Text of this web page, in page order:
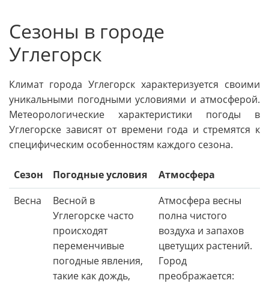
Сезоны в городе
Углегорск
Климат города Углегорск характеризуется своими
уникальными погодными условиями и атмосферой.
Метеорологические характеристики погоды в
Углегорске зависят от времени года и стремятся к
специфическим особенностям каждого сезона.
Сезон Погодные условия
Атмосфера
Весна
Весной в
Углегорске часто
происходят
переменчивые
погодные явления,
такие как дождь,
Атмосфера весны
полна чистого
воздуха и запахов
цветущих растений.
Город
преображается: